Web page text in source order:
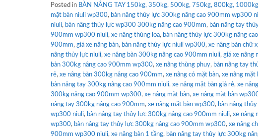
Posted in BÀN NÂNG TAY 150kg, 350kg, 500kg, 750kg, 800kg, 1000kg
mặt bàn niuli wp300, bàn nâng thủy lực 300kg nâng cao 900mm wp300
niuli, bàn nâng thủy lực wp300 300kg nâng cao 900mm, bàn nâng tay
900mm wp300 niuli, xe nâng thùng loa, bàn nâng thủy lực 300kg nâng
900mm, giá xe nâng bàn, bàn nâng thủy lực niuli wp300, xe nâng bàn chữ x
nâng thủy lực niuli, xe nâng bàn 300kg nâng cao 900mm niuli, giá xe nâng
bàn 300kg nâng cao 900mm wp300, xe nâng thùng phuy, bàn nâng tay
rẻ, xe nâng bàn 300kg nâng cao 900mm, xe nâng có mặt bàn, xe nâng
bàn nâng tay 300kg nâng cao 900mm niuli, xe nâng mặt bàn giá rẻ, xe
300kg nâng cao 900mm wp300, xe nâng mặt bàn, xe nâng mặt bàn
nâng tay 300kg nâng cao 900mm, xe nâng mặt bàn wp300, bàn nâng
wp300 niuli, bàn nâng tay thủy lực 300kg nâng cao 900mm niuli, xe nâng
wp300, bàn nâng tay thủy lực 300kg nâng cao 900mm wp300, xe nâng
900mm wp300 niuli, xe nâng bàn 1 tầng, bàn nâng tay thủy lực 300kg